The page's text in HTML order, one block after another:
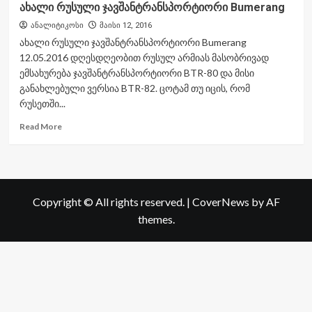
ახალი რუსული ჯავშანტრანსპორტიორი Bumerang
ანალიტიკოსი მაისი 12, 2016
ახალი რუსული ჯავშანტრანსპორტიორი Bumerang
12.05.2016 დღესდღეობით რუსულ არმიას მასობრივად
ემსახურება ჯავშანტრანსპორტიორი BTR-80 და მისი
განახლებული ვერსია BTR-82. ცოტამ თუ იცის, რომ
რუსეთში...
Read MoreRead
რუსული
Bumerang
Copyright © All rights reserved. | CoverNews by AF
themes.